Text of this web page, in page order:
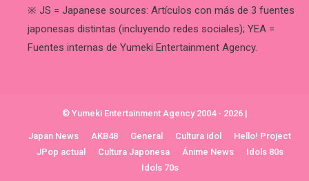
※ JS = Japanese sources: Artículos con más de 3 fuentes
japonesas distintas (incluyendo redes sociales); YEA =
Fuentes internas de Yumeki Entertainment Agency.
© Yumeki Entertainment Agency 2004 - 2026 |
Japan News AKB48 General Cultura idol
Hello! Project
JPop actual
Cultura Japonesa Ánime News
Idols 80s
Idols 70s